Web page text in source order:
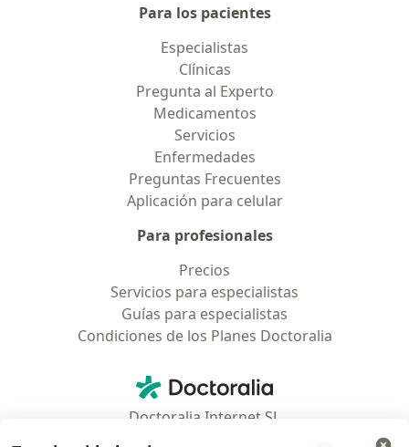
Para los pacientes
Especialistas
Clínicas
Pregunta al Experto
Medicamentos
Servicios
Enfermedades
Preguntas Frecuentes
Aplicación para celular
Para profesionales
Precios
Servicios para especialistas
Guías para especialistas
Condiciones de los Planes Doctoralia
Doctoralia - Página de inicio
Doctoralia Internet SL